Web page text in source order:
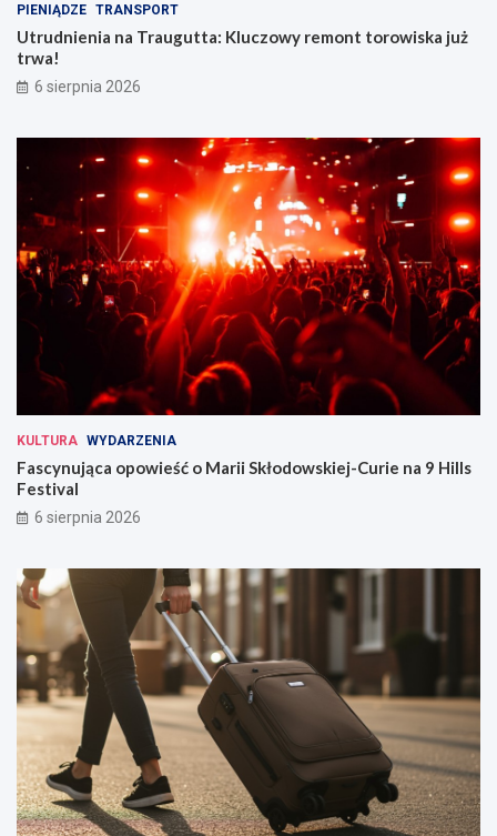
PIENIĄDZE TRANSPORT
Utrudnienia na Traugutta: Kluczowy remont torowiska już
trwa!
6 sierpnia 2026
KULTURA WYDARZENIA
Fascynująca opowieść o Marii Skłodowskiej-Curie na 9 Hills
Festival
6 sierpnia 2026